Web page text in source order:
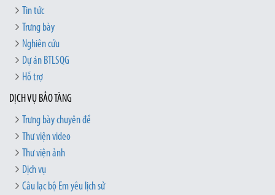
Tin tức
Trưng bày
Nghiên cứu
Dự án BTLSQG
Hỗ trợ
DỊCH VỤ BẢO TÀNG
Trưng bày chuyên đề
Thư viện video
Thư viện ảnh
Dịch vụ
Câu lạc bộ Em yêu lịch sử